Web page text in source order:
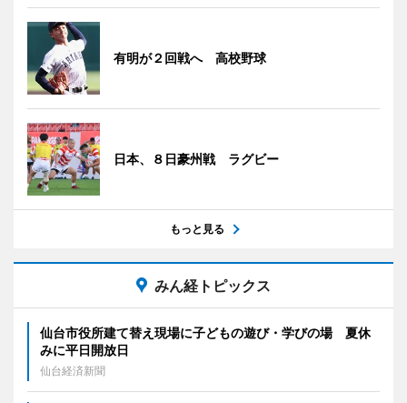
有明が２回戦へ 高校野球
日本、８日豪州戦 ラグビー
もっと見る
みん経トピックス
仙台市役所建て替え現場に子どもの遊び・学びの場 夏休
みに平日開放日
仙台経済新聞